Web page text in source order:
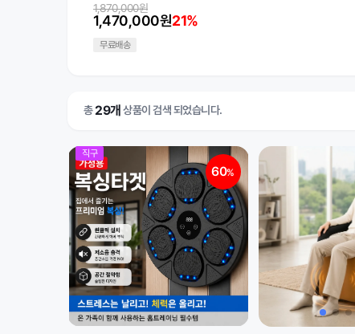
1,470,000원21%
1,870,000원
무료배송
총29개상품이 검색 되었습니다.
직구
60%